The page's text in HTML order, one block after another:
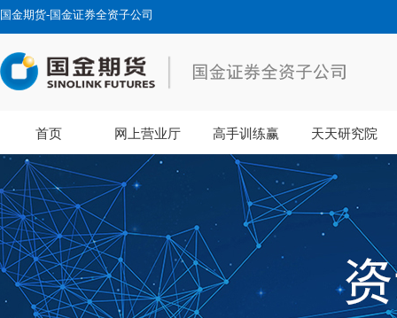
国金期货-国金证券全资子公司
首页 网上营业厅 高手训练赢 天天研究院